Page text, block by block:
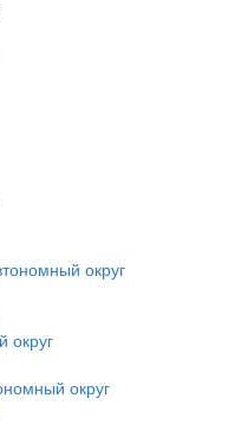
округ
округ
округ